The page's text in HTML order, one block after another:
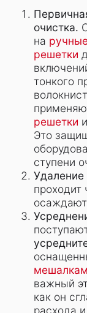
очистка.
на
решетки
тонкого
решетки
Это
ступени
Удаление
проходит
важный
как он
расхода